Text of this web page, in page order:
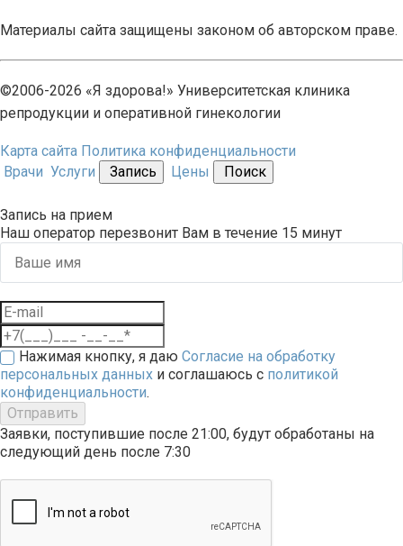
Материалы сайта защищены законом об авторском праве.
©2006-2026 «Я здорова!» Университетская клиника
репродукции и оперативной гинекологии
Карта сайта Политика конфиденциальности
Врачи Услуги Запись Цены Поиск
Запись на прием
Наш оператор перезвонит Вам в течение 15 минут
Нажимая кнопку, я даю Согласие на обработку
персональных данных и соглашаюсь с политикой
конфиденциальности.
Отправить
Заявки, поступившие после 21:00, будут обработаны на
следующий день после 7:30